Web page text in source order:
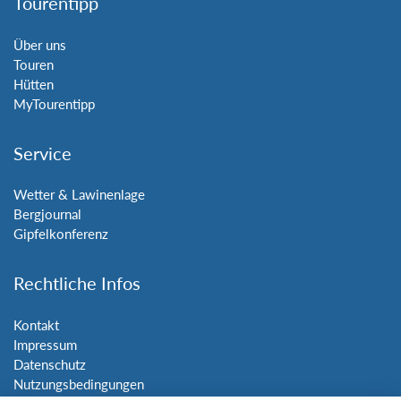
Über uns
Touren
Hütten
MyTourentipp
Service
Wetter & Lawinenlage
Bergjournal
Gipfelkonferenz
Rechtliche Infos
Kontakt
Impressum
Datenschutz
Nutzungsbedingungen